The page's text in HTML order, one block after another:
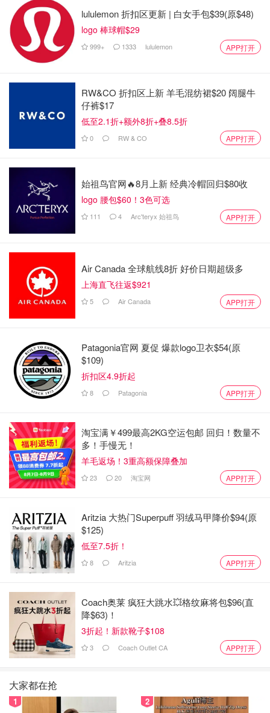
反向海淘费用估算及时长
每一样分类可以走的渠道也并不一样。
一类物品（快递禁止收寄物品）
二类物品（国外品牌产品）
四类物品（普通物品）
五类物品（带磁）
六类物品（带电）
lululemon 折扣区更新 | 白女手包$39(原$48)
logo 棒球帽$29
999+ 1333 lululemon APP打开
RW&CO 折扣区上新 羊毛混纺裙$20 阔腿牛
仔裤$17
低至2.1折+额外8折+叠8.5折
0 RW & CO APP打开
始祖鸟官网🔥8月上新 经典冷帽回归$80收
logo 腰包$60！3色可选
111 4 Arc'teryx 始祖鸟 APP打开
Air Canada 全球航线8折 好价日期超级多
上海直飞往返$921
5 Air Canada APP打开
Patagonia官网 夏促 爆款logo卫衣$54(原
$109)
折扣区4.9折起
8 Patagonia APP打开
淘宝满￥499最高2KG空运包邮 回归！数量不
多！手慢无！
羊毛返场！3重高额保障叠加
23 20 淘宝网 APP打开
Aritzia 大热门Superpuff 羽绒马甲降价$94(原
$125)
低至7.5折！
8 Aritzia APP打开
Coach奥莱 疯狂大跳水💥格纹麻将包$96(直
降$63)！
3折起！新款靴子$108
3 Coach Outlet CA APP打开
大家都在抢
1 2